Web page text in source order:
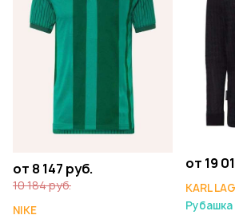
от 8 147 руб.
10 184 руб.
NIKE
от 19
KARL
Рубашка